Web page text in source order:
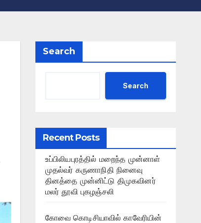
Search
Search
Recent Posts
உப்பிலியபுரத்தில் மறைந்த முன்னாள்
முதல்வர் கருணாநிதி நினைவு
தினத்தை முன்னிட்டு திமுகவினர்
மலர் தூவி புகழஞ்சலி
கோவை கொடிசியாவில் காவேரியின்